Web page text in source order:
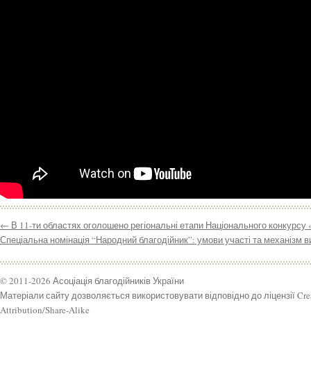
← В 11-ти областях оголошено регіональні етапи Національного конкурсу
Спеціальна номінація “Народний благодійник”: умови участі та механізм
© 2011-2026 Асоціація благодійників України
Матеріали сайту дозволяється використовувати відповідно до ліцензії
Attribution/Share-Alike